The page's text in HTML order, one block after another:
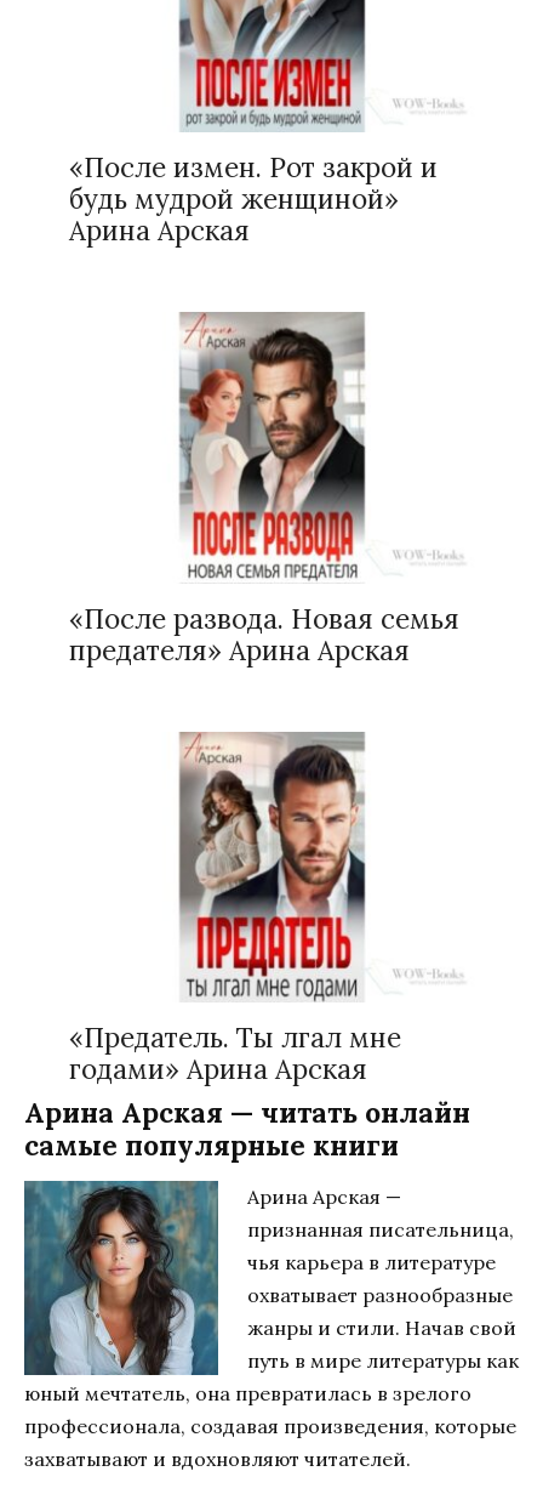
«После измен. Рот закрой и
будь мудрой женщиной»
Арина Арская
«После развода. Новая семья
предателя» Арина Арская
«Предатель. Ты лгал мне
годами» Арина Арская
Арина Арская — читать онлайн
самые популярные книги
Арина Арская —
признанная писательница,
чья карьера в литературе
охватывает разнообразные
жанры и стили. Начав свой
путь в мире литературы как
юный мечтатель, она превратилась в зрелого
профессионала, создавая произведения, которые
захватывают и вдохновляют читателей.